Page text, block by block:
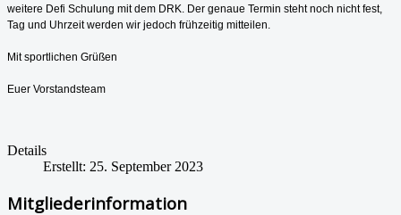
weitere Defi Schulung mit dem DRK. Der genaue Termin steht noch nicht fest,
Tag und Uhrzeit werden wir jedoch frühzeitig mitteilen.
Mit sportlichen Grüßen
Euer Vorstandsteam
Details
Erstellt: 25. September 2023
Mitgliederinformation